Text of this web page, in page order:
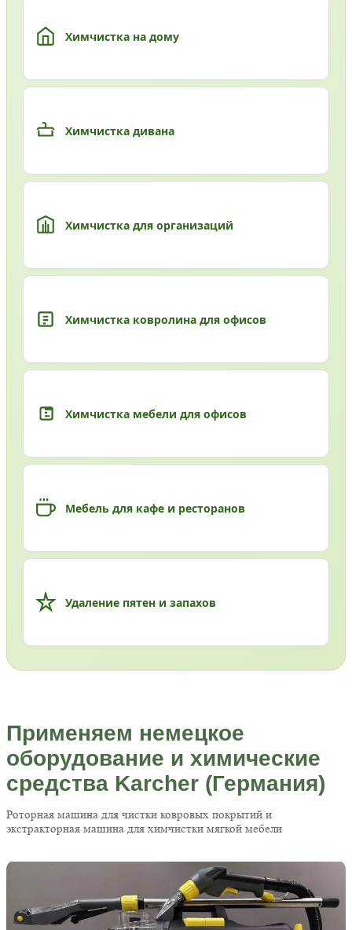
Химчистка на дому
Химчистка дивана
Химчистка для организаций
Химчистка ковролина для офисов
Химчистка мебели для офисов
Мебель для кафе и ресторанов
Удаление пятен и запахов
Применяем немецкое
оборудование и химические
средства Karcher (Германия)
Роторная машина для чистки ковровых покрытий и
экстракторная машина для химчистки мягкой мебели